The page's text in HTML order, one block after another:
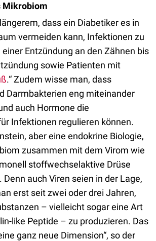
Mikrobiom
dass ein Diabetiker es in
vermeiden kann, Infektionen zu
Entzündung an den Zähnen bis
sowie Patienten mit
.“ Zudem wisse man, dass
Darmbakterien eng miteinander
auch Hormone die
Infektionen regulieren können.
aber eine endokrine Biologie,
zusammen mit dem Virom wie
stoffwechselaktive Drüse
auch Viren seien in der Lage,
erst seit zwei oder drei Jahren,
– vielleicht sogar eine Art
like Peptide – zu produzieren. Das
ganz neue Dimension“, so der